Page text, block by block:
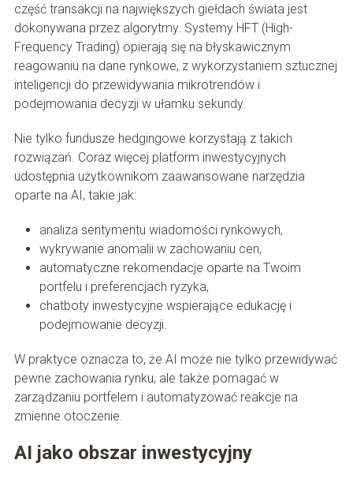
część transakcji na największych giełdach świata jest
dokonywana przez algorytmy. Systemy HFT (High-
Frequency Trading) opierają się na błyskawicznym
reagowaniu na dane rynkowe, z wykorzystaniem sztucznej
inteligencji do przewidywania mikrotrendów i
podejmowania decyzji w ułamku sekundy.
Nie tylko fundusze hedgingowe korzystają z takich
rozwiązań. Coraz więcej platform inwestycyjnych
udostępnia użytkownikom zaawansowane narzędzia
oparte na AI, takie jak:
analiza sentymentu wiadomości rynkowych,
wykrywanie anomalii w zachowaniu cen,
automatyczne rekomendacje oparte na Twoim
portfelu i preferencjach ryzyka,
chatboty inwestycyjne wspierające edukację i
podejmowanie decyzji.
W praktyce oznacza to, że AI może nie tylko przewidywać
pewne zachowania rynku, ale także pomagać w
zarządzaniu portfelem i automatyzować reakcje na
zmienne otoczenie.
AI jako obszar inwestycyjny